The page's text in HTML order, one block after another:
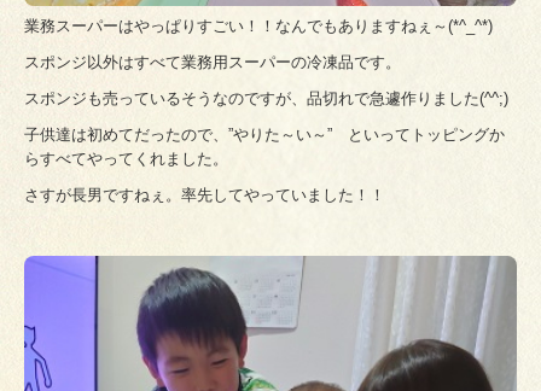
業務スーパーはやっぱりすごい！！なんでもありますねぇ～(*^_^*)
スポンジ以外はすべて業務用スーパーの冷凍品です。
スポンジも売っているそうなのですが、品切れで急遽作りました(^^;)
子供達は初めてだったので、”やりた～い～” といってトッピングか
らすべてやってくれました。
さすが長男ですねぇ。率先してやっていました！！